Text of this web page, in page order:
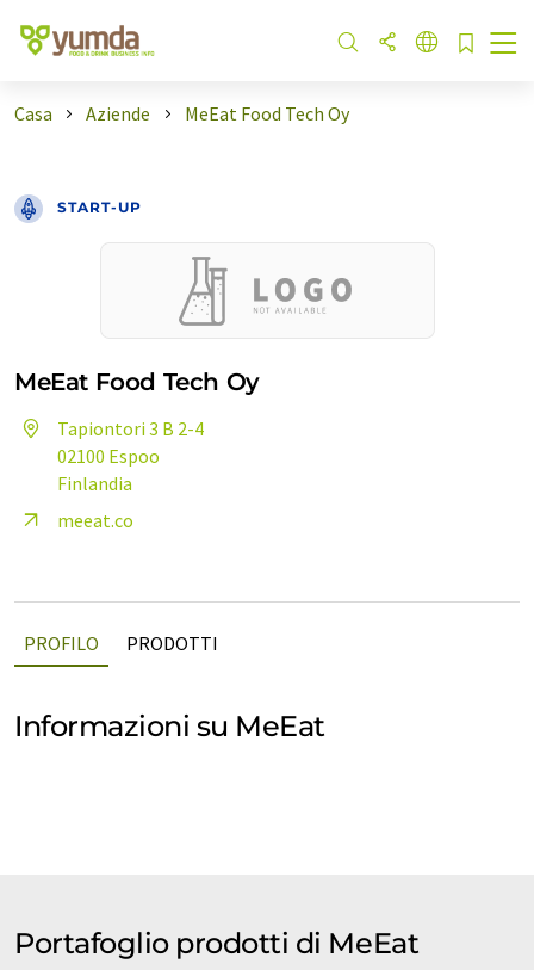
Casa Aziende MeEat Food Tech Oy
START-UP
MeEat Food Tech Oy
Tapiontori 3 B 2-4
02100 Espoo
Finlandia
meeat.co
PROFILO PRODOTTI
Informazioni su MeEat
Portafoglio prodotti di MeEat